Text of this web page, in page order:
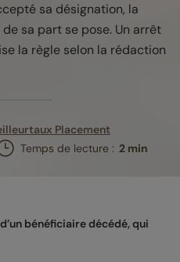
sa désignation, la
sa part se pose. Un arrêt
la règle selon la rédaction
Placement
Temps de lecture : 2 min
bénéficiaire décédé, qui